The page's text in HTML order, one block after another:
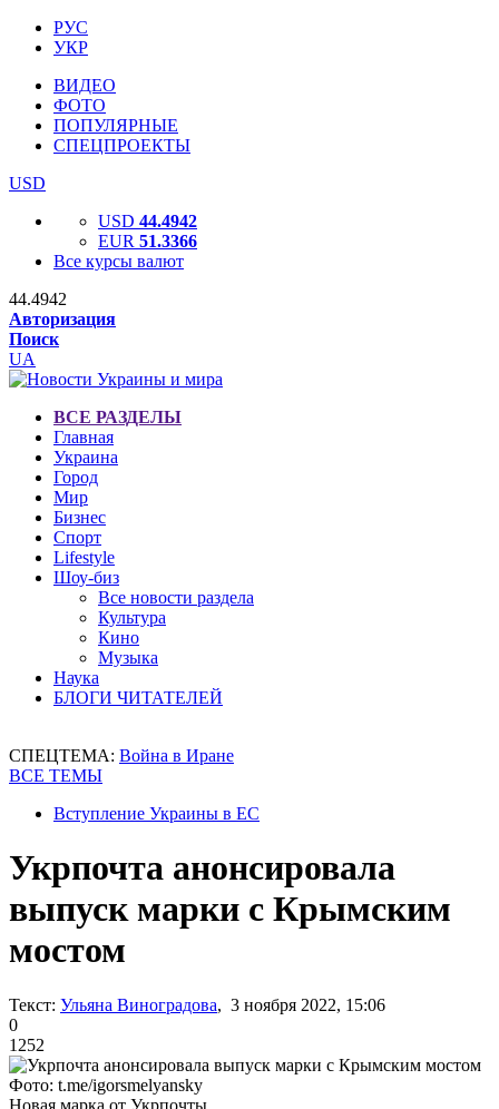
РУС
УКР
ВИДЕО
ФОТО
ПОПУЛЯРНЫЕ
СПЕЦПРОЕКТЫ
USD
USD 44.4942
EUR 51.3366
Все курсы валют
44.4942
Авторизация
Поиск
UA
ВСЕ РАЗДЕЛЫ
Главная
Украина
Город
Мир
Бизнес
Спорт
Lifestyle
Шоу-биз
Все новости раздела
Культура
Кино
Музыка
Наука
БЛОГИ ЧИТАТЕЛЕЙ
СПЕЦТЕМА: Война в Иране
ВСЕ ТЕМЫ
Вступление Украины в ЕС
Укрпочта анонсировала
выпуск марки с Крымским
мостом
Текст: Ульяна Виноградова, 3 ноября 2022, 15:06
0
1252
Фото: t.me/igorsmelyansky
Новая марка от Укрпочты